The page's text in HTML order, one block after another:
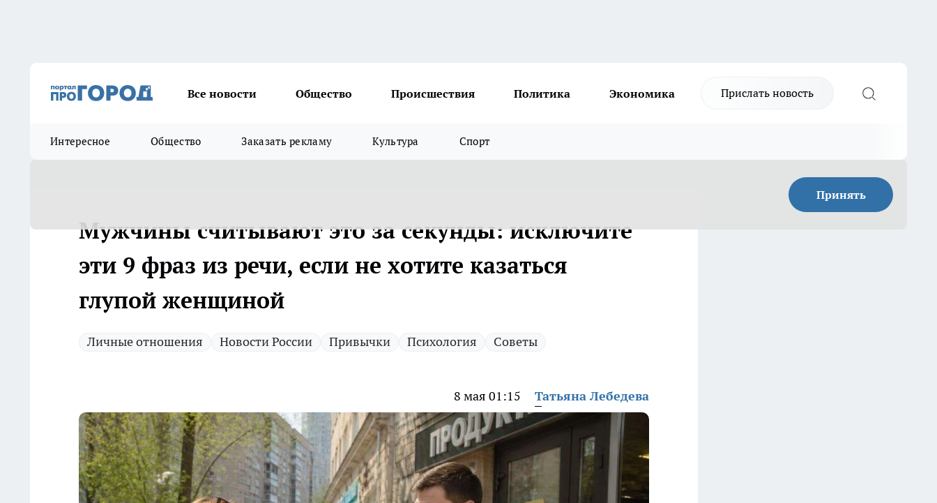
Все новости Общество Происшествия Политика Экономика Прислать новость
Интересное Общество Заказать рекламу Культура Спорт
Принять
Мужчины считывают это за секунды: исключите
эти 9 фраз из речи, если не хотите казаться
глупой женщиной
Личные отношения Новости России Привычки Психология Советы
8 мая 01:15 Татьяна Лебедева